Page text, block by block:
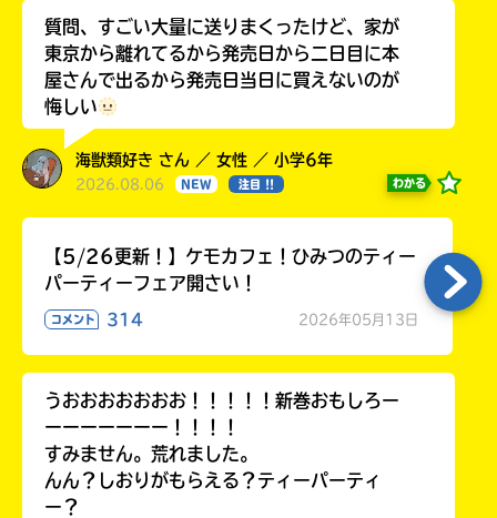
質問、すごい大量に送りまくったけど、家が
東京から離れてるから発売日から二日目に本
屋さんで出るから発売日当日に買えないのが
悔しい
海獣類好き さん ／ 女性 ／ 小学6年
2026.08.06 NEW 注目 !! わかる
【5/26更新！】ケモカフェ！ひみつのティー
パーティーフェア開さい！
コメント 314 2026年05月13日
うおおおおおおお！！！！！新巻おもしろー
ーーーーーーー！！！！
すみません。荒れました。
んん？しおりがもらえる？ティーパーティ
ー？